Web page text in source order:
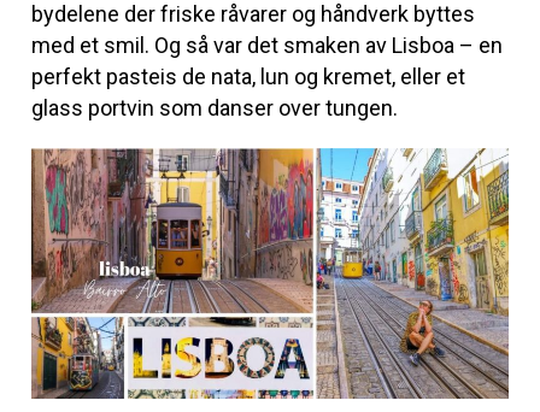
bydelene der friske råvarer og håndverk byttes
med et smil. Og så var det smaken av Lisboa – en
perfekt pasteis de nata, lun og kremet, eller et
glass portvin som danser over tungen.